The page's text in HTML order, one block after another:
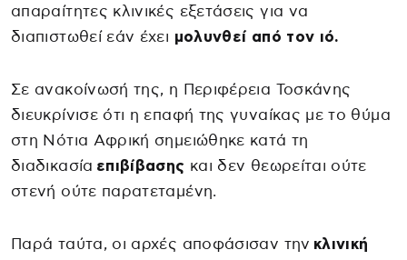
απαραίτητες κλινικές εξετάσεις για να
διαπιστωθεί εάν έχει μολυνθεί από τον ιό.
Σε ανακοίνωσή της, η Περιφέρεια Τοσκάνης
διευκρίνισε ότι η επαφή της γυναίκας με το θύμα
στη Νότια Αφρική σημειώθηκε κατά τη
διαδικασία επιβίβασης και δεν θεωρείται ούτε
στενή ούτε παρατεταμένη.
Παρά ταύτα, οι αρχές αποφάσισαν την κλινική